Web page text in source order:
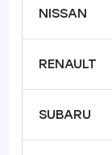
NISSAN
RENAULT
SUBARU